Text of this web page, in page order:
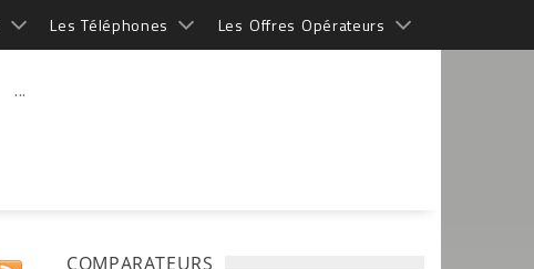
Les Téléphones Les Offres Opérateurs
...
COMPARATEURS